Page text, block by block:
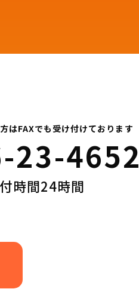
はFAXでも受け付けております
23-4652​
時間24時間